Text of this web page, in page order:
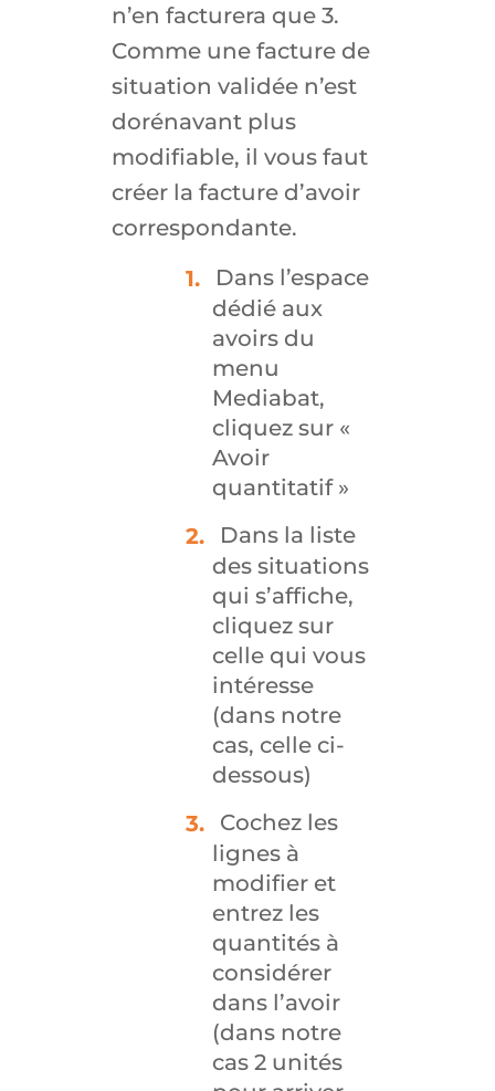
n’en facturera que 3.
Comme une facture de
situation validée n’est
dorénavant plus
modifiable, il vous faut
créer la facture d’avoir
correspondante.
Dans l’espace
dédié aux
avoirs du
menu
Mediabat,
cliquez sur «
Avoir
quantitatif »
Dans la liste
des situations
qui s’affiche,
cliquez sur
celle qui vous
intéresse
(dans notre
cas, celle ci-
dessous)
Cochez les
lignes à
modifier et
entrez les
quantités à
considérer
dans l’avoir
(dans notre
cas 2 unités